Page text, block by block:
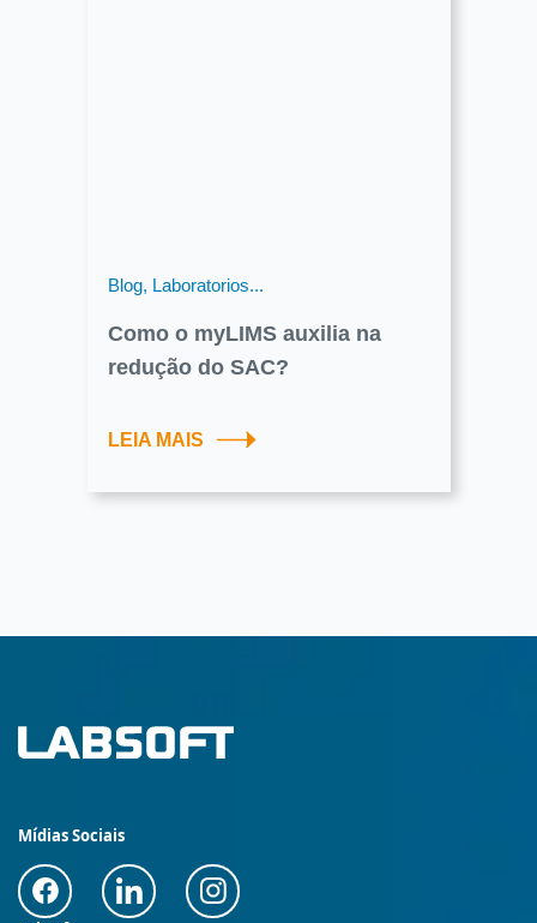
Blog, Laboratorios...
Como o myLIMS auxilia na
redução do SAC?
LEIA MAIS
Mídias Sociais